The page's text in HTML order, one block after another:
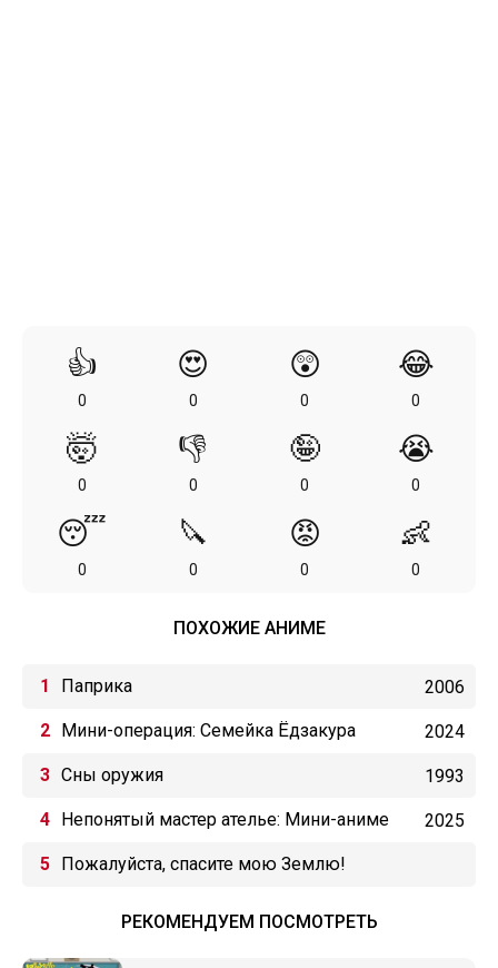
👍
0
😍
0
😲
0
😂
0
🤯
0
👎
0
🤪
0
😭
0
😴
0
🔪
0
😡
0
👶
0
ПОХОЖИЕ АНИМЕ
Паприка 2006
Мини-операция: Семейка Ёдзакура 2024
Сны оружия 1993
Непонятый мастер ателье: Мини-аниме 2025
Пожалуйста, спасите мою Землю!
РЕКОМЕНДУЕМ ПОСМОТРЕТЬ